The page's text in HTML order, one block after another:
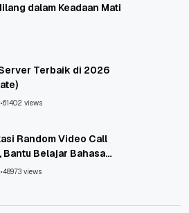
dalam Keadaan Mati
Terbaik di 2026
•61402 views
Random Video Call
Bantu Belajar Bahasa
•48973 views